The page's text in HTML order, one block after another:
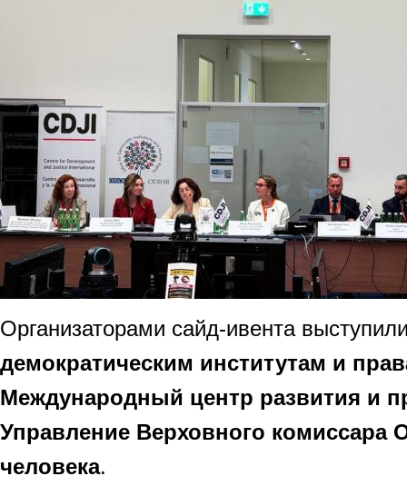
Организаторами сайд-ивента
демократическим институтам и
Международный центр развития и
Управление Верховного комиссара
человека.